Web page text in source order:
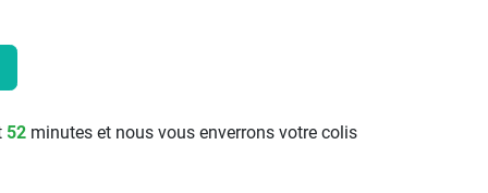
52 minutes et nous vous enverrons votre colis